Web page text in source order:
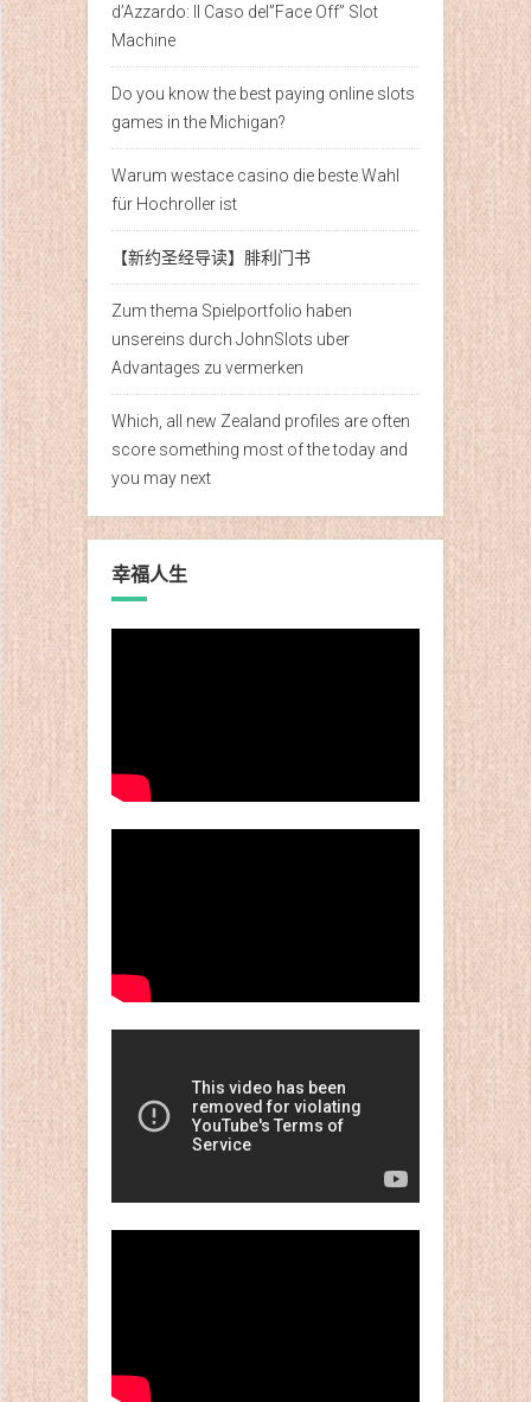
d’Azzardo: Il Caso del”Face Off” Slot
Machine
Do you know the best paying online slots
games in the Michigan?
Warum westace casino die beste Wahl
für Hochroller ist
【新约圣经导读】腓利门书
Zum thema Spielportfolio haben
unsereins durch JohnSlots uber
Advantages zu vermerken
Which, all new Zealand profiles are often
score something most of the today and
you may next
幸福人生